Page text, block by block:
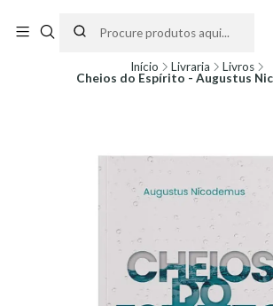
partir do dia 11 de Agosto, às 10H.
Início Livraria
Livros
Cheios do Espírito - Augustus